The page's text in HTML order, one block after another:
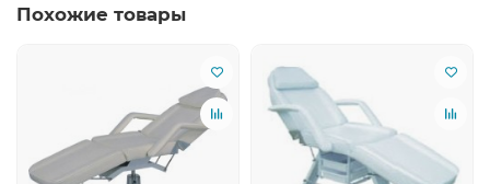
Похожие товары